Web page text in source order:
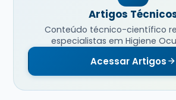
Artigos
Conteúdo técnico-científico
especialistas em Higiene
Acessar Artigos